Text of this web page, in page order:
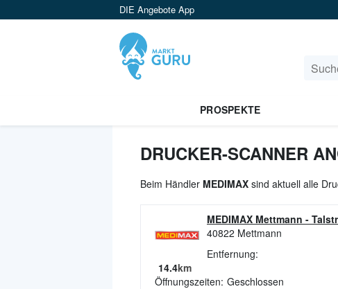
DIE Angebote App
PROSPEKTE
DRUCKER-SCANNER
Beim Händler MEDIMAX sind aktuell alle
MEDIMAX Mettmann -
40822 Mettmann
Entfernung:
14.4km
Öffnungszeiten: Geschlossen